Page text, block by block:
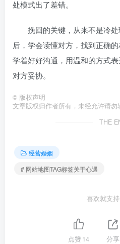
处模式出了差错。
挽回的关键，从来不是冷处
后，学会读懂对方，找到正确
学着好好沟通，用温和的方式
对方妥协。
© 版权声明
文章版权归作者所有，未经允许请勿
THE
经营婚姻
# 网站地图TAG标签关于心遇
喜欢就支
点赞14 分享